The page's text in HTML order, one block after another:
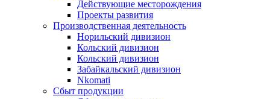
Действующие месторождения
Проекты развития
Производственная деятельность
Норильский дивизион
Кольский дивизион
Кольский дивизион
Забайкальский дивизион
Nkomati
Сбыт продукции